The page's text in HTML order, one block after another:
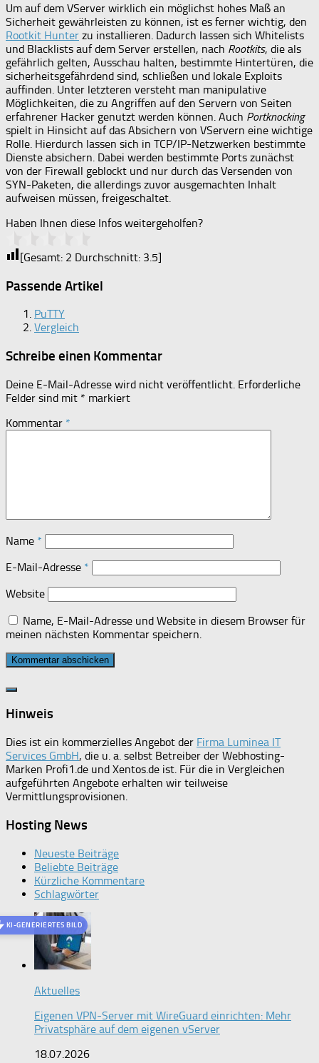
Um auf dem VServer wirklich ein möglichst hohes Maß an
Sicherheit gewährleisten zu können, ist es ferner wichtig, den
Rootkit Hunter zu installieren. Dadurch lassen sich Whitelists
und Blacklists auf dem Server erstellen, nach Rootkits, die als
gefährlich gelten, Ausschau halten, bestimmte Hintertüren, die
sicherheitsgefährdend sind, schließen und lokale Exploits
auffinden. Unter letzteren versteht man manipulative
Möglichkeiten, die zu Angriffen auf den Servern von Seiten
erfahrener Hacker genutzt werden können. Auch Portknocking
spielt in Hinsicht auf das Absichern von VServern eine wichtige
Rolle. Hierdurch lassen sich in TCP/IP-Netzwerken bestimmte
Dienste absichern. Dabei werden bestimmte Ports zunächst
von der Firewall geblockt und nur durch das Versenden von
SYN-Paketen, die allerdings zuvor ausgemachten Inhalt
aufweisen müssen, freigeschaltet.
Haben Ihnen diese Infos weitergeholfen?
[Gesamt: 2 Durchschnitt: 3.5]
Passende Artikel
PuTTY
Vergleich
Schreibe einen Kommentar
Deine E-Mail-Adresse wird nicht veröffentlicht. Erforderliche
Felder sind mit * markiert
Kommentar *
Name *
E-Mail-Adresse *
Website
Name, E-Mail-Adresse und Website in diesem Browser für
meinen nächsten Kommentar speichern.
Hinweis
Dies ist ein kommerzielles Angebot der Firma Luminea IT
Services GmbH, die u. a. selbst Betreiber der Webhosting-
Marken Profi1.de und Xentos.de ist. Für die in Vergleichen
aufgeführten Angebote erhalten wir teilweise
Vermittlungsprovisionen.
Hosting News
Neueste Beiträge
Beliebte Beiträge
Kürzliche Kommentare
Schlagwörter
KI-GENERIERTES BILD
Aktuelles
Eigenen VPN-Server mit WireGuard einrichten: Mehr
Privatsphäre auf dem eigenen vServer
18.07.2026